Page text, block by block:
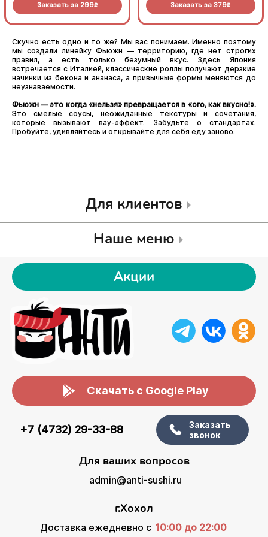
(8шт.)
Заказать за 299R золотистой корочкой. Соус
васаби добавляет блюду
как весеннее солнце (8шт.)
Заказать за 379R
Скучно есть одно и то же? Мы вас понимаем. Именно поэтому
мы создали линейку Фьюжн — территорию, где нет строгих
правил, а есть только безумный вкус. Здесь Япония
встречается с Италией, классические роллы получают дерзкие
начинки из бекона и ананаса, а привычные формы меняются до
неузнаваемости.
Фьюжн — это когда «нельзя» превращается в «ого, как вкусно!».
Это смелые соусы, неожиданные текстуры и сочетания,
которые вызывают вау-эффект. Забудьте о стандартах.
Пробуйте, удивляйтесь и открывайте для себя еду заново.
Для клиентов
Наше меню
Акции
Скачать с Google Play
+7 (4732) 29-33-88
Заказать
звонок
Для ваших вопросов
admin@anti-sushi.ru
г.Хохол
Доставка ежедневно с 10:00 до 22:00